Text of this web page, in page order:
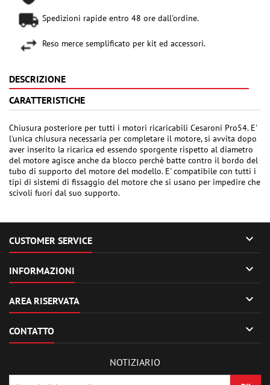
Spedizioni rapide entro 48 ore dall'ordine.
Reso merce semplificato per kit ed accessori.
DESCRIZIONE
CARATTERISTICHE
Chiusura posteriore per tutti i motori ricaricabili Cesaroni Pro54. E'
l'unica chiusura necessaria per completare il motore, si avvita dopo
aver inserito la ricarica ed essendo sporgente rispetto al diametro
del motore agisce anche da blocco perchè batte contro il bordo del
tubo di supporto del motore del modello. E' compatibile con tutti i
tipi di sistemi di fissaggio del motore che si usano per impedire che
scivoli fuori dal suo supporto.
CUSTOMER SERVICE 
INFORMAZIONI 
AREA RISERVATA 
CONTATTO 
NOTIZIARIO